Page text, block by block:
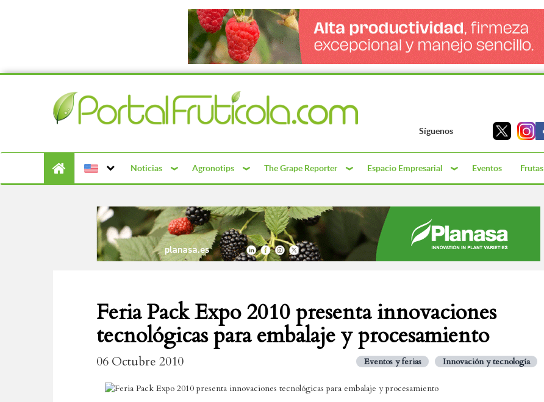
Síguenos
Noticias Agronotips The Grape Reporter Espacio Empresarial Eventos Frutas
Feria Pack Expo 2010 presenta innovaciones
tecnológicas para embalaje y procesamiento
06 Octubre 2010 Eventos y ferias Innovación y tecnología